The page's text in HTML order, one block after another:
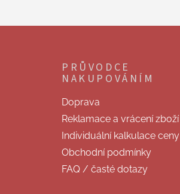
PRŮVODCE
NAKUPOVÁNÍM
Doprava
Reklamace a vrácení zboží
Individuální kalkulace ceny
Obchodní podmínky
FAQ / časté dotazy